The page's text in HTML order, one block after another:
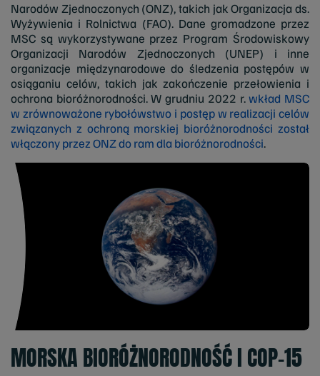
Narodów Zjednoczonych (ONZ), takich jak Organizacja ds.
Wyżywienia i Rolnictwa (FAO). Dane gromadzone przez
MSC są wykorzystywane przez Program Środowiskowy
Organizacji Narodów Zjednoczonych (UNEP) i inne
organizacje międzynarodowe do śledzenia postępów w
osiąganiu celów, takich jak zakończenie przełowienia i
ochrona bioróżnorodności. W grudniu 2022 r.wkład MSC
w zrównoważone rybołówstwo i postęp w realizacji celów
związanych z ochroną morskiej bioróżnorodności został
włączony przez ONZ do ram dla bioróżnorodności.
MORSKA BIORÓŻNORODNOŚĆ I COP-15